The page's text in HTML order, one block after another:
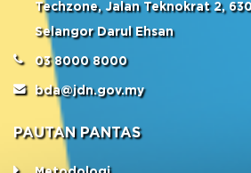
Techzone, Jalan Teknokrat 2,
Selangor Darul Ehsan
03 8000 8000
bda@jdn.gov.my
PAUTAN PANTAS